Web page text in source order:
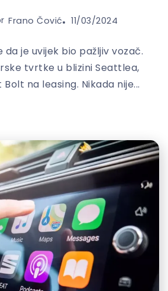
Frano Čović 11/03/2024
da je uvijek bio pažljiv vozač.
tvrtke u blizini Seattlea,
na leasing. Nikada nije...